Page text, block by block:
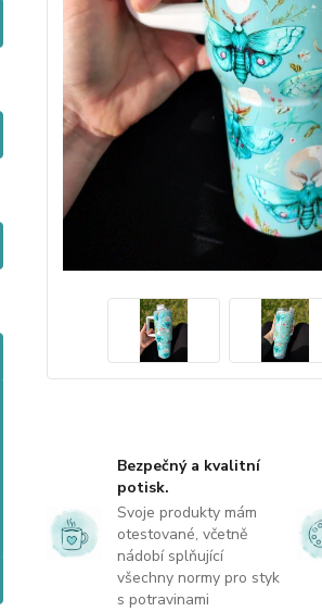
Bezpečný a kvalitní
potisk.
Svoje produkty mám
otestované, včetně
nádobí splňující
všechny normy pro styk
s potravinami